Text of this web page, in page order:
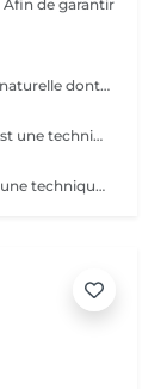
La pose d'extension de "cil à cil " est une pose naturelle dont la technique consiste à poser 1 extension de cil sur chaque cils naturels.
La pose d'extension de cil "volume léger 2D" est une technique qui consiste à poser un bouquet de plusieurs extension de cils (2 cils) sur un cil naturel. Cela permet de créer plus de volume et d'intensité sur le regard
pose d'extension de cil "volume russe 4D" est une technique qui consiste à poser un bouquet de plusieurs extension de cils (4 cils) sur un cil naturel. Cela permet de créer plus de volume et d'intensité sur le regard